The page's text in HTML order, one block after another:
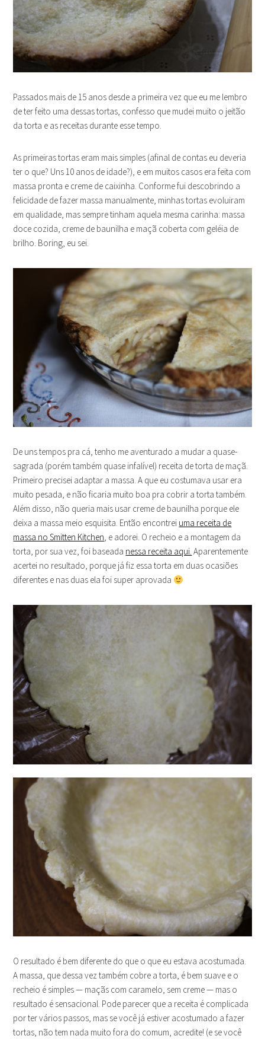
Passados mais de 15 anos desde a primeira vez que eu me lembro
de ter feito uma dessas tortas, confesso que mudei muito o jeitão
da torta e as receitas durante esse tempo.
As primeiras tortas eram mais simples (afinal de contas eu deveria
ter o que? Uns 10 anos de idade?), e em muitos casos era feita com
massa pronta e creme de caixinha. Conforme fui descobrindo a
felicidade de fazer massa manualmente, minhas tortas evoluiram
em qualidade, mas sempre tinham aquela mesma carinha: massa
doce cozida, creme de baunilha e maçã coberta com geléia de
brilho. Boring, eu sei.
De uns tempos pra cá, tenho me aventurado a mudar a quase-
sagrada (porém também quase infalível) receita de torta de maçã.
Primeiro precisei adaptar a massa. A que eu costumava usar era
muito pesada, e não ficaria muito boa pra cobrir a torta também.
Além disso, não queria mais usar creme de baunilha porque ele
deixa a massa meio esquisita. Então encontrei uma receita de
massa no Smitten Kitchen, e adorei. O recheio e a montagem da
torta, por sua vez, foi baseada nessa receita aqui. Aparentemente
acertei no resultado, porque já fiz essa torta em duas ocasiões
diferentes e nas duas ela foi super aprovada
O resultado é bem diferente do que o que eu estava acostumada.
A massa, que dessa vez também cobre a torta, é bem suave e o
recheio é simples — maçãs com caramelo, sem creme — mas o
resultado é sensacional. Pode parecer que a receita é complicada
por ter vários passos, mas se você já estiver acostumado a fazer
tortas, não tem nada muito fora do comum, acredite! (e se você